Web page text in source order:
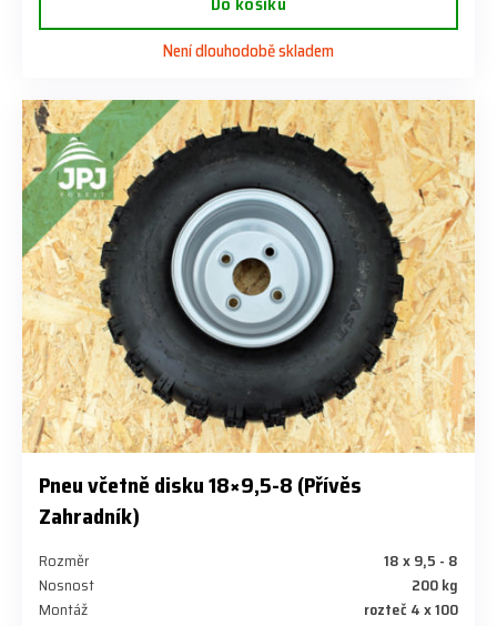
Není dlouhodobě skladem
Pneu včetně disku 18×9,5-8 (Přívěs
Zahradník)
Rozměr
18 x 9,5 - 8
Nosnost
200 kg
Montáž
rozteč 4 x 100